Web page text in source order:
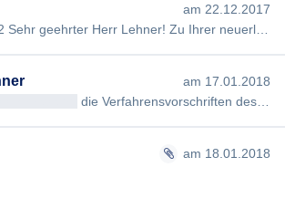
am 22.12.2017
am 17.01.2018
die Verfahrensvorschriften des Wiener Auskunftspflichtsgesetz treffen unabhängig von der …
am 18.01.2018